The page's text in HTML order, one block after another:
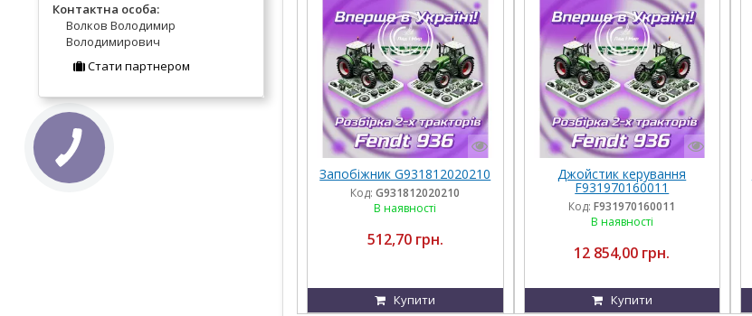
Запобіжник G931812020210
Код: G931812020210
В наявності
512,70 грн.
Купити
Джойстик керування
F931970160011
Код: F931970160011
В наявності
12 854,00 грн.
Купити
Контактна особа:
Волков Володимир
Володимирович
Стати партнером